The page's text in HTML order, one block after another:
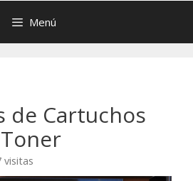
Menú
de Cartuchos
visitas